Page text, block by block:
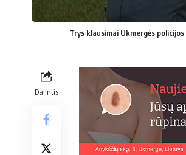
Trys klausimai Ukmergės
Dalintis